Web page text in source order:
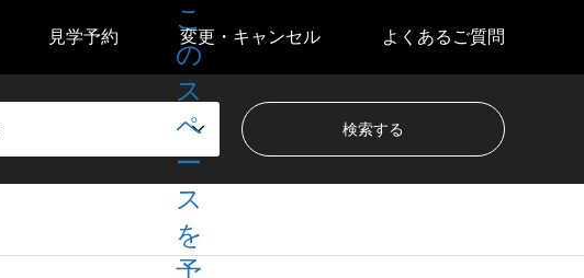
見学予約 変更・キャンセル よくあるご質問
こ
の
ス
ペ
ー
ス
を
予